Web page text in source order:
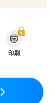
中）
期)
印刷